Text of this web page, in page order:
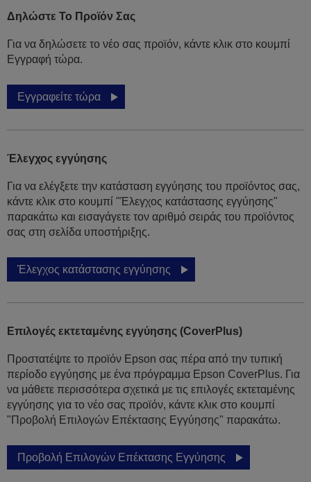
Δηλώστε Το Προϊόν Σας
Για να δηλώσετε το νέο σας προϊόν, κάντε κλικ στο κουμπί
Εγγραφή τώρα.
Εγγραφείτε τώρα
Έλεγχος εγγύησης
Για να ελέγξετε την κατάσταση εγγύησης του προϊόντος σας,
κάντε κλικ στο κουμπί "Έλεγχος κατάστασης εγγύησης"
παρακάτω και εισαγάγετε τον αριθμό σειράς του προϊόντος
σας στη σελίδα υποστήριξης.
Έλεγχος κατάστασης εγγύησης
Επιλογές εκτεταμένης εγγύησης (CoverPlus)
Προστατέψτε το προϊόν Epson σας πέρα από την τυπική
περίοδο εγγύησης με ένα πρόγραμμα Epson CoverPlus. Για
να μάθετε περισσότερα σχετικά με τις επιλογές εκτεταμένης
εγγύησης για το νέο σας προϊόν, κάντε κλικ στο κουμπί
"Προβολή Επιλογών Επέκτασης Εγγύησης" παρακάτω.
Προβολή Επιλογών Επέκτασης Εγγύησης